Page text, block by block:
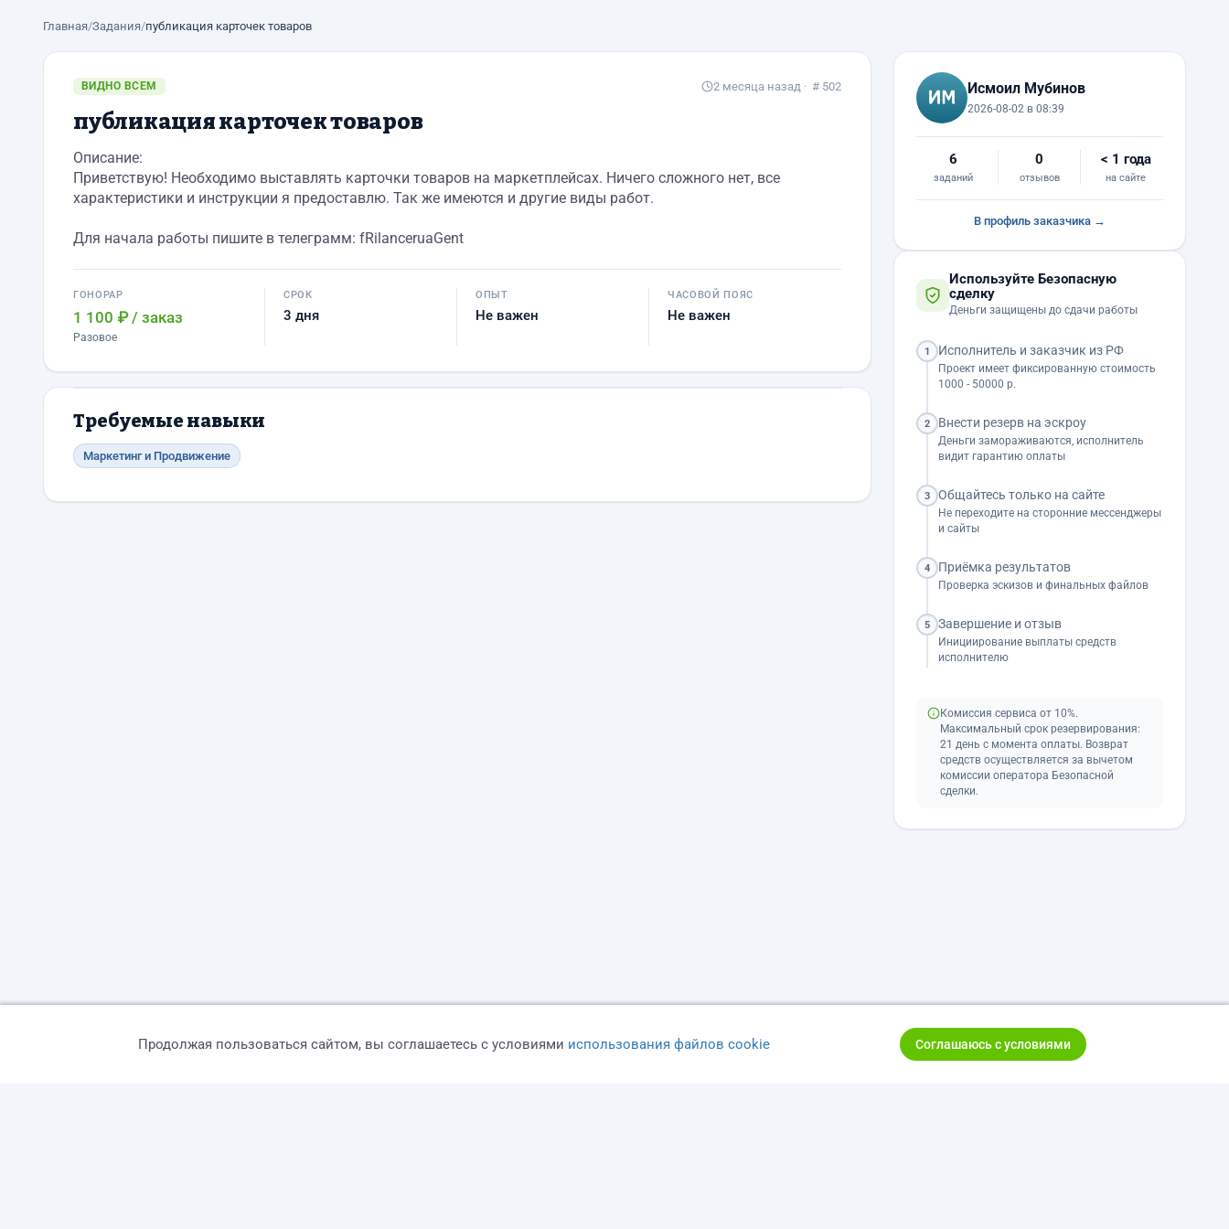
Главная/Задания/публикация карточек товаров
ВИДНО ВСЕМ 2 месяца назад · # 502
публикация карточек товаров
Описание:
Приветствую! Необходимо выставлять карточки товаров на маркетплейсах. Ничего сложного нет, все
характеристики и инструкции я предоставлю. Так же имеются и другие виды работ.
Для начала работы пишите в телеграмм: fRilanceruaGent
ГОНОРАР
1 100 ₽ / заказ
Разовое
СРОК
3 дня
ОПЫТ
Не важен
ЧАСОВОЙ ПОЯС
Не важен
Требуемые навыки
Маркетинг и Продвижение
Исмоил Мубинов
2026-08-02 в 08:39
6
заданий
0
отзывов
< 1 года
на сайте
В профиль заказчика →
Используйте Безопасную
сделку
Деньги защищены до сдачи работы
1 Исполнитель и заказчик из РФ
Проект имеет фиксированную стоимость
1000 - 50000 р.
2 Внести резерв на эскроу
Деньги замораживаются, исполнитель
видит гарантию оплаты
3 Общайтесь только на сайте
Не переходите на сторонние мессенджеры
и сайты
4 Приёмка результатов
Проверка эскизов и финальных файлов
5 Завершение и отзыв
Инициирование выплаты средств
исполнителю
Комиссия сервиса от 10%.
Максимальный срок резервирования:
21 день с момента оплаты. Возврат
средств осуществляется за вычетом
комиссии оператора Безопасной
сделки.
Продолжая пользоваться сайтом, вы соглашаетесь с условиями использования файлов cookie Соглашаюсь с условиями